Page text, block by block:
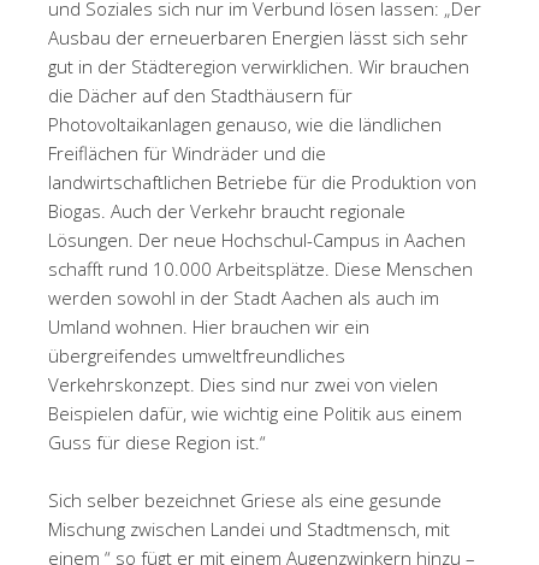
und Soziales sich nur im Verbund lösen lassen: „Der
Ausbau der erneuerbaren Energien lässt sich sehr
gut in der Städteregion verwirklichen. Wir brauchen
die Dächer auf den Stadthäusern für
Photovoltaikanlagen genauso, wie die ländlichen
Freiflächen für Windräder und die
landwirtschaftlichen Betriebe für die Produktion von
Biogas. Auch der Verkehr braucht regionale
Lösungen. Der neue Hochschul-Campus in Aachen
schafft rund 10.000 Arbeitsplätze. Diese Menschen
werden sowohl in der Stadt Aachen als auch im
Umland wohnen. Hier brauchen wir ein
übergreifendes umweltfreundliches
Verkehrskonzept. Dies sind nur zwei von vielen
Beispielen dafür, wie wichtig eine Politik aus einem
Guss für diese Region ist.“
Sich selber bezeichnet Griese als eine gesunde
Mischung zwischen Landei und Stadtmensch, mit
einem “ so fügt er mit einem Augenzwinkern hinzu –